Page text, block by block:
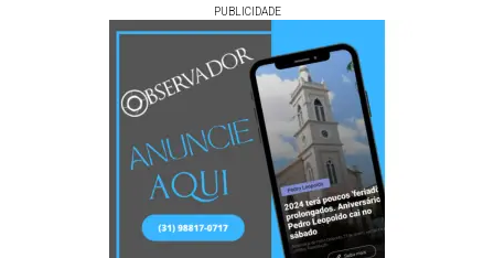
PUBLICIDADE